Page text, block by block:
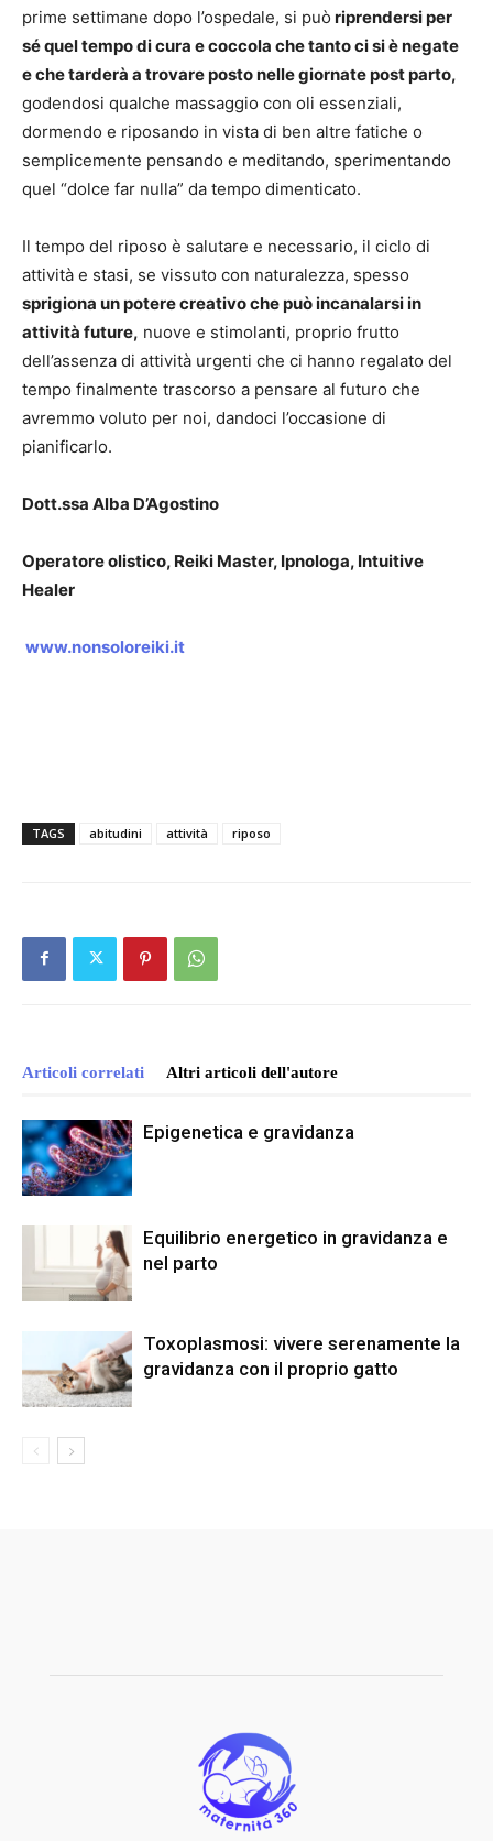
prime settimane dopo l’ospedale, si può riprendersi per
sé quel tempo di cura e coccola che tanto ci si è negate
e che tarderà a trovare posto nelle giornate post parto,
godendosi qualche massaggio con oli essenziali,
dormendo e riposando in vista di ben altre fatiche o
semplicemente pensando e meditando, sperimentando
quel “dolce far nulla” da tempo dimenticato.
Il tempo del riposo è salutare e necessario, il ciclo di
attività e stasi, se vissuto con naturalezza, spesso
sprigiona un potere creativo che può incanalarsi in
attività future, nuove e stimolanti, proprio frutto
dell’assenza di attività urgenti che ci hanno regalato del
tempo finalmente trascorso a pensare al futuro che
avremmo voluto per noi, dandoci l’occasione di
pianificarlo.
Dott.ssa Alba D’Agostino
Operatore olistico, Reiki Master, Ipnologa, Intuitive
Healer
www.nonsoloreiki.it
TAGS abitudini attività riposo
Articoli correlati Altri articoli dell'autore
Epigenetica e gravidanza
Equilibrio energetico in gravidanza e
nel parto
Toxoplasmosi: vivere serenamente la
gravidanza con il proprio gatto